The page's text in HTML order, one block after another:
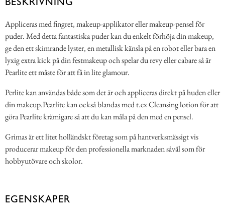
Appliceras med fingret, makeup-applikator eller makeup-pensel för
puder. Med detta fantastiska puder kan du enkelt förhöja din makeup,
ge den ett skimrande lyster, en metallisk känsla på en robot eller bara en
lyxig extra kick på din festmakeup och spelar du revy eller cabare så är
Pearlite ett måste för att få in lite glamour.
Perlite kan användas både som det är och appliceras direkt på huden eller
din makeup.Pearlite kan också blandas med t.ex Cleansing lotion för att
göra Pearlite krämigare så att du kan måla på den med en pensel.
Grimas är ett litet holländskt företag som på hantverksmässigt vis
producerar makeup för den professionella marknaden såväl som för
hobbyutövare och skolor.
EGENSKAPER